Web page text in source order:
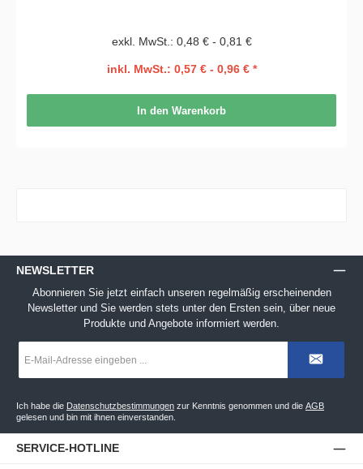
exkl. MwSt.: 0,48 € - 0,81 €
inkl. MwSt.: 0,57 € - 0,96 € *
In den Warenkorb
NEWSLETTER
Abonnieren Sie jetzt einfach unseren regelmäßig erscheinenden
Newsletter und Sie werden stets unter den Ersten sein, über neue
Produkte und Angebote informiert werden.
Mail-
*
Ich habe die Datenschutzbestimmungen zur Kenntnis genommen und die AGB
gelesen und bin mit ihnen einverstanden.
SERVICE-HOTLINE